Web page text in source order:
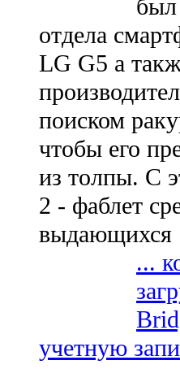
отдела
LG G5 а
поиском
чтобы его
из толпы. С
2 - фаблет
выдающихся
...
учетную